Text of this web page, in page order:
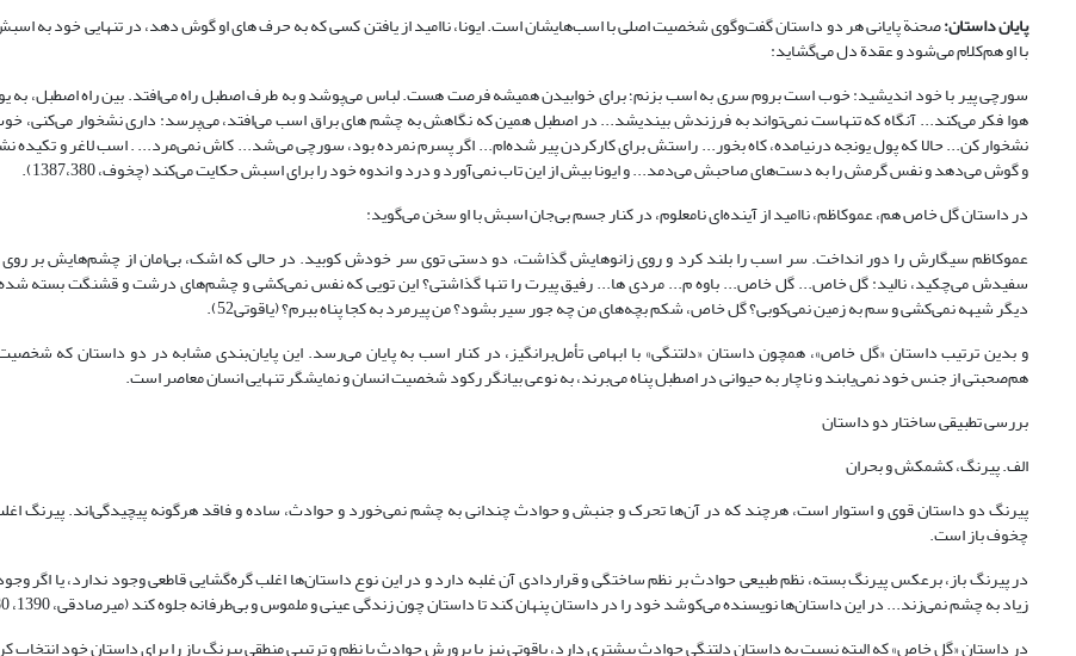
پایان داستان:صحنة پایانی هر دو داستان گفت‌وگوی شخصیت اصلی با اسب‌هایشان است. ایونا، ناامید از یافتن کسی که به حرف های او گوش دهد، در تنهایی خود به
با او هم‌کلام می‌شود و عقدة دل می‌گشاید:
سورچی پیر با خود اندیشید: خوب است بروم سری به اسب بزنم؛ برای خوابیدن همیشه فرصت هست. لباس می‌پوشد و به طرف اصطبل راه می‌افتد. بین راه اصطبل، به
هوا فکر می‌کند... آنگاه که تنهاست نمی‌تواند به فرزندش بیندیشد... در اصطبل همین که نگاهش به چشم های براق اسب می‌افتد، می‌پرسد: داری نشخوار می‌کنی،
نشخوار کن... حالا که پول یونجه درنیامده، کاه بخور... راستش برای کارکردن پیر شده‌ام... اگر پسرم نمرده بود، سورچی می‌شد... کاش نمی‌مرد... . اسب لاغر و تکیده
و گوش می‌دهد و نفس گرمش را به دست‌های صاحبش می‌دمد... و ایونا بیش از این تاب نمی‌آورد و درد و اندوه خود را برای اسبش حکایت می‌کند (چخوف، 1387،380).
در داستان گل خاص هم، عموکاظم، ناامید از آینده‌ای نامعلوم، در کنار جسم بی‌جان اسبش با او سخن می‌گوید:
عموکاظم سیگارش را دور انداخت. سر اسب را بلند کرد و روی زانوهایش گذاشت، دو دستی توی سر خودش کوبید. در حالی که اشک، بی‌امان از چشم‌هایش بر
سفیدش می‌چکید، نالید: گل خاص... گل خاص... باوه م... مردی ها... رفیق پیرت را تنها گذاشتی؟ این تویی که نفس نمی‌کشی و چشم‌های درشت و قشنگت بسته
دیگر شیهه نمی‌کشی و سم به زمین نمی‌کوبی؟ گل خاص، شکم بچه‌های من چه جور سیر بشود؟ من پیرمرد به کجا پناه ببرم؟ (یاقوتی52).
و بدین ترتیب داستان «گل خاص»، همچون داستان «دلتنگی» با ابهامی تأمل‌برانگیز، در کنار اسب به پایان می‌رسد. این پایان‌بندی مشابه در دو داستان که
هم‌صحبتی از جنس خود نمی‌یابند و ناچار به حیوانی در اصطبل پناه می‌برند، به نوعی بیانگر رکود شخصیت انسان و نمایشگر تنهایی انسان معاصر است.
بررسی تطبیقی ساختار دو داستان
الف. پیرنگ، کشمکش و بحران
پیرنگ دو داستان قوی و استوار است، هرچند که در آن‌ها تحرک و جنبش و حوادث چندانی به چشم نمی‌خورد و حوادث، ساده و فاقد هرگونه پیچیدگی‌اند. پیرنگ
چخوف باز است.
در پیرنگ باز، برعکس پیرنگ بسته، نظم طبیعی حوادث بر نظم ساختگی و قراردادی آن غلبه دارد و در این نوع داستان‌ها اغلب گره‌گشایی قاطعی وجود ندارد، یا اگر
زیاد به چشم نمی‌زند... در این داستان‌ها نویسنده می‌کوشد خود را در داستان پنهان کند تا داستان چون زندگی عینی و ملموس و بی‌طرفانه جلوه کند (میرصادقی، 1390، 80).
در داستان «گل خاص» که البته نسبت به داستان دلتنگی حوادث بیشتری دارد، یاقوتی نیز با پرورش حوادث با نظم و ترتیبی منطقی پیرنگ باز را برای داستان خود